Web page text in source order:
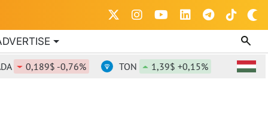
0,189$ -0,76% TON 1,39$ +0,15%